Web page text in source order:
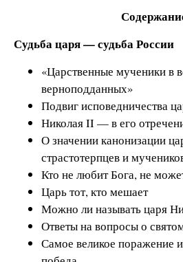
Судьба царя — судьба России
«Царственные мученики в
верноподданных»
Подвиг исповедничества
Николая II — в его
О значении канонизации
страстотерпцев и
Кто не любит Бога, не
Царь тот, кто мешает
Можно ли называть царя
Ответы на вопросы о
Самое великое поражение